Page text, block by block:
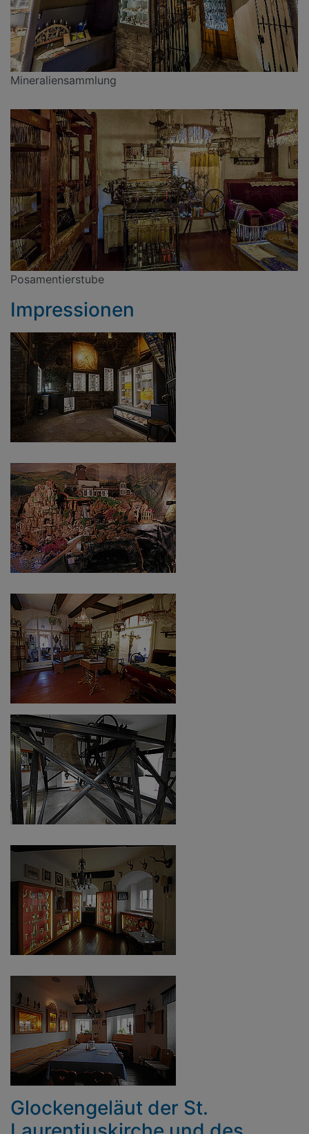
Mineraliensammlung
Posamentierstube
Impressionen
Glockengeläut der St.